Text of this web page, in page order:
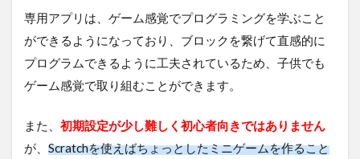
ラミ
する
際に
なも
4
TELLO
専用アプリは、ゲーム感覚でプログラミングを学ぶこと
ができるようになっており、ブロックを繋げて直感的に
プログラムできるように工夫されているため、子供でも
ゲーム感覚で取り組むことができます。
また、 初期設定が少し難しく初心者向きではありません
が、 Scratchを使えばちょっとしたミニゲームを作ること